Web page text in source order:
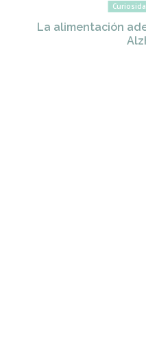
La alimentación